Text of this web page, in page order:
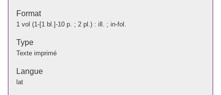
Format
1 vol (1-[1 bl.]-10 p. ; 2 pl.) : ill. ; in-fol.
Type
Texte imprimé
Langue
lat